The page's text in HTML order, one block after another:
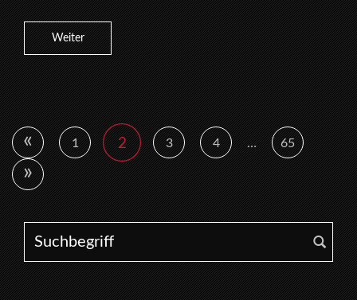
Weiter
« 1 2 3 4 … 65
»
Search for: